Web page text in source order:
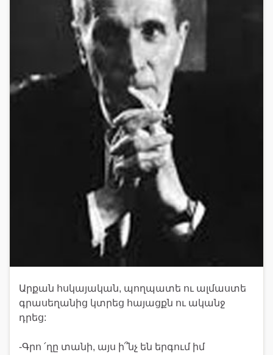
Արքան հսկայական, պողպատե ու ալմաստե
գրասեղանից կտրեց հայացքն ու ականջ
դրեց:
-Գրո ՛ղը տանի, այս ի՞նչ են երգում իմ